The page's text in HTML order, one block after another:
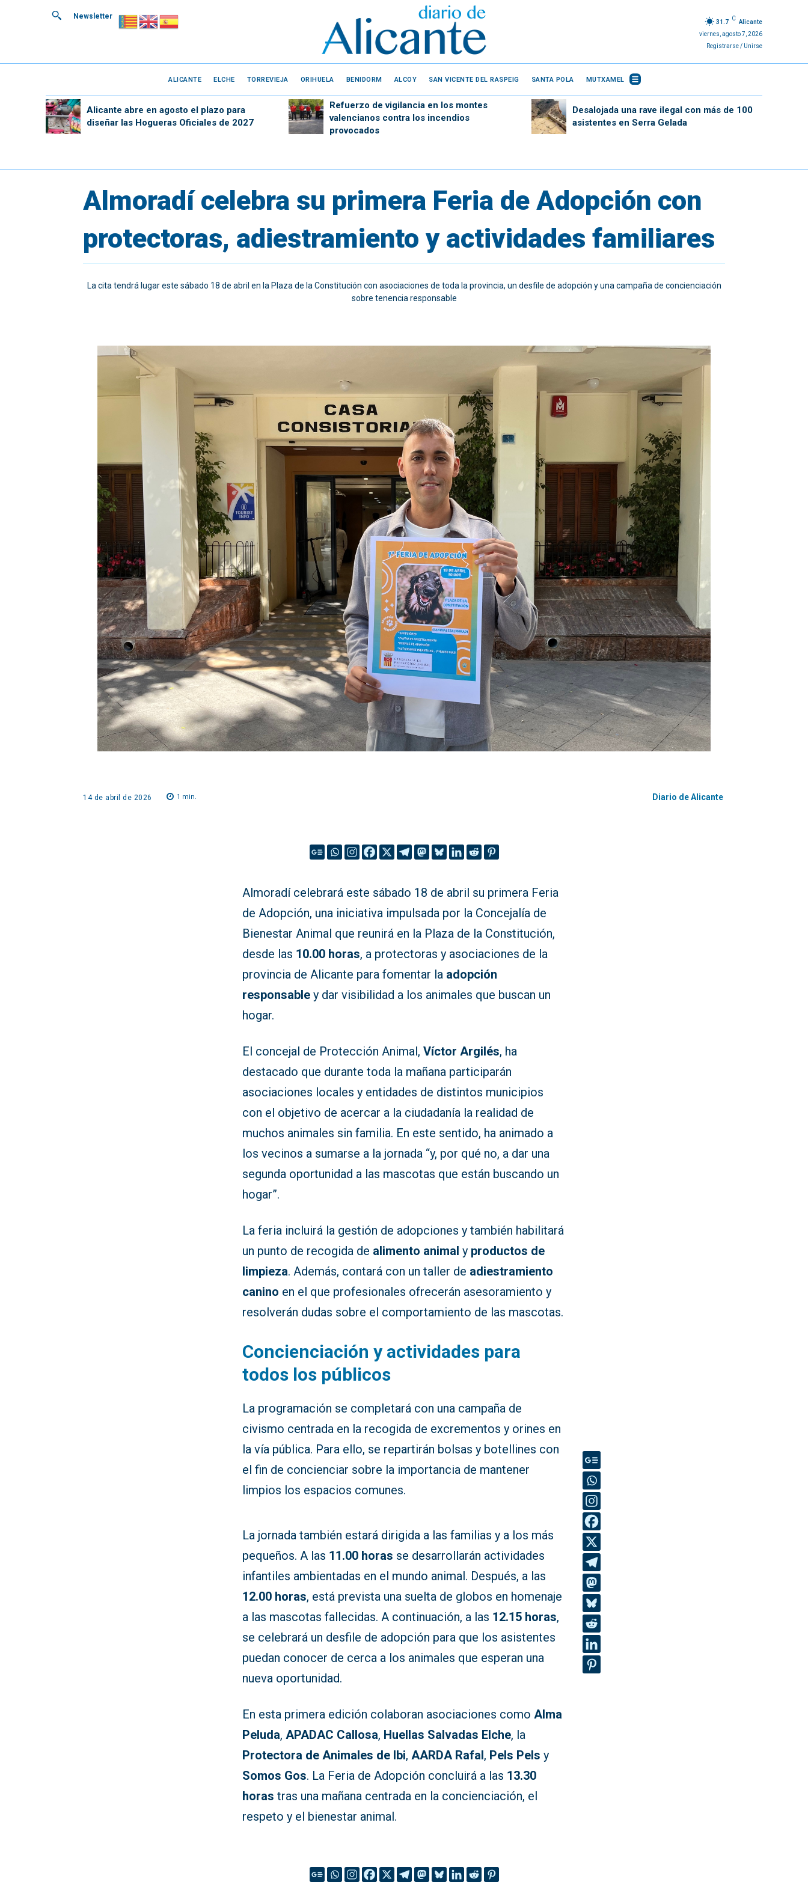
Newsletter
31.7
C
Alicante
viernes, agosto 7, 2026
Registrarse / Unirse
ALICANTE ELCHE TORREVIEJA ORIHUELA BENIDORM ALCOY SAN VICENTE DEL RASPEIG SANTA POLA MUTXAMEL
Alicante abre en agosto el plazo para
diseñar las Hogueras Oficiales de 2027
Refuerzo de vigilancia en los montes
valencianos contra los incendios
provocados
Desalojada una rave ilegal con más de 100
asistentes en Serra Gelada
Almoradí celebra su primera Feria de Adopción con
protectoras, adiestramiento y actividades familiares
La cita tendrá lugar este sábado 18 de abril en la Plaza de la Constitución con asociaciones de toda la provincia, un desfile de adopción y una campaña de concienciación
sobre tenencia responsable
14 de abril de 2026 1 min. Diario de Alicante
Almoradí celebrará este sábado 18 de abril su primera Feria
de Adopción, una iniciativa impulsada por la Concejalía de
Bienestar Animal que reunirá en la Plaza de la Constitución,
desde las 10.00 horas, a protectoras y asociaciones de la
provincia de Alicante para fomentar la adopción
responsable y dar visibilidad a los animales que buscan un
hogar.
El concejal de Protección Animal,Víctor Argilés, ha
destacado que durante toda la mañana participarán
asociaciones locales y entidades de distintos municipios
con el objetivo de acercar a la ciudadanía la realidad de
muchos animales sin familia. En este sentido, ha animado a
los vecinos a sumarse a la jornada “y, por qué no, a dar una
segunda oportunidad a las mascotas que están buscando un
hogar”.
La feria incluirá la gestión de adopciones y también habilitará
un punto de recogida de alimento animal y productos de
limpieza. Además, contará con un taller de adiestramiento
canino en el que profesionales ofrecerán asesoramiento y
resolverán dudas sobre el comportamiento de las mascotas.
Concienciación y actividades para
todos los públicos
La programación se completará con una campaña de
civismo centrada en la recogida de excrementos y orines en
la vía pública. Para ello, se repartirán bolsas y botellines con
el fin de concienciar sobre la importancia de mantener
limpios los espacios comunes.
La jornada también estará dirigida a las familias y a los más
pequeños. A las 11.00 horas se desarrollarán actividades
infantiles ambientadas en el mundo animal. Después, a las
12.00 horas, está prevista una suelta de globos en homenaje
a las mascotas fallecidas. A continuación, a las 12.15 horas,
se celebrará un desfile de adopción para que los asistentes
puedan conocer de cerca a los animales que esperan una
nueva oportunidad.
En esta primera edición colaboran asociaciones comoAlma
Peluda,APADAC Callosa, Huellas Salvadas Elche, la
Protectora de Animales de Ibi,AARDA Rafal, Pels Pels y
Somos Gos. La Feria de Adopción concluirá a las 13.30
horas tras una mañana centrada en la concienciación, el
respeto y el bienestar animal.